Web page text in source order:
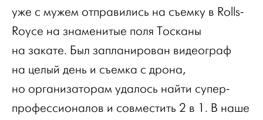
уже с мужем отправились на съемку в Rolls-
Royce на знаменитые поля Тосканы
на закате. Был запланирован видеограф
на целый день и съемка с дрона,
но организаторам удалось найти супер-
профессионалов и совместить 2 в 1. В наше